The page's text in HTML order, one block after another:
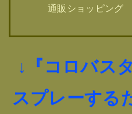
通販ショッピング
↓『コロバス
スプレーする